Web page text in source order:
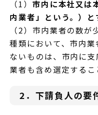
（1） 市内に本社又は
内業者」という。）と
（2）市内業者の数
種類において、市内
ないものは、市内に
業者も含め選定するこ
2．下請負人の要